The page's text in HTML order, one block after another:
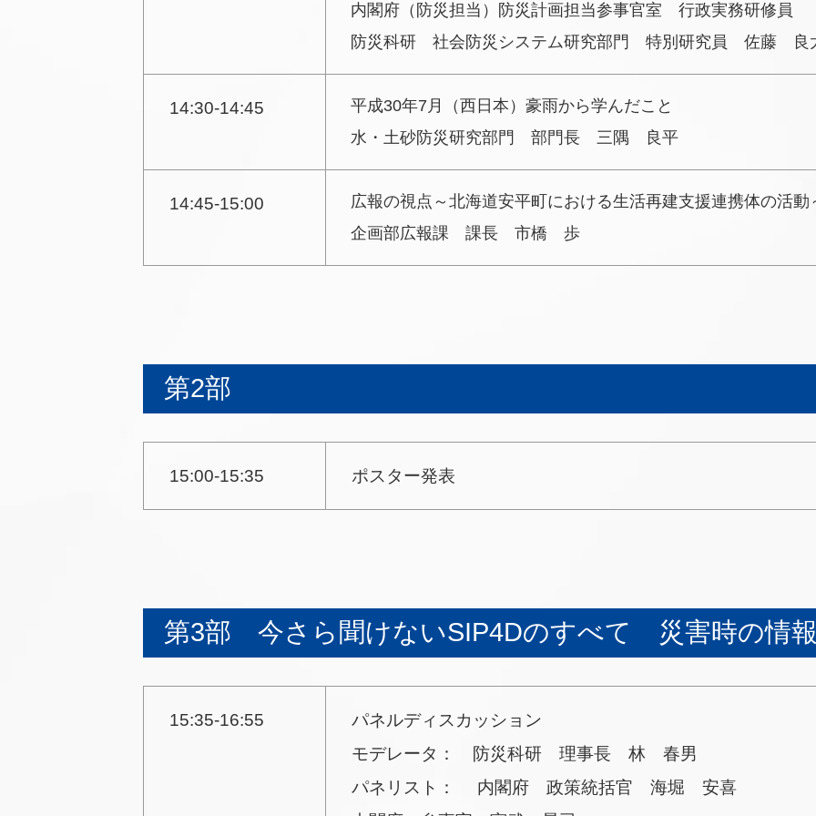
内閣府（防災担当）防災計画担当参事官室 行政実務研修員
防災科研 社会防災システム研究部門 特別研究員 佐藤 良
14:30-14:45
平成30年7月（西日本）豪雨から学んだこと
水・土砂防災研究部門 部門長 三隅 良平
14:45-15:00
広報の視点～北海道安平町における生活再建支援連携体の活動
企画部広報課 課長 市橋 歩
第2部
15:00-15:35 ポスター発表
第3部 今さら聞けないSIP4Dのすべて 災害時の情
15:35-16:55
パネルディスカッション
モデレータ： 防災科研 理事長 林 春男
パネリスト： 内閣府 政策統括官 海堀 安喜